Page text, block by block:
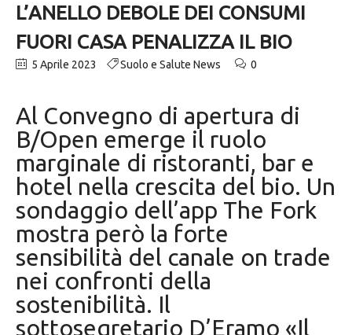
L’ANELLO DEBOLE DEI CONSUMI
FUORI CASA PENALIZZA IL BIO
5 Aprile 2023 Suolo e Salute News 0
Al Convegno di apertura di
B/Open emerge il ruolo
marginale di ristoranti, bar e
hotel nella crescita del bio. Un
sondaggio dell’app The Fork
mostra però la forte
sensibilità del canale on trade
nei confronti della
sostenibilità. Il
sottosegretario D’Eramo «Il